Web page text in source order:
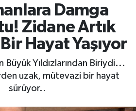
Damga
Zidane Artık
Hayat Yaşıyor
Büyük Yıldızlarından Biriydi...
uzak, mütevazi bir hayat
sürüyor..